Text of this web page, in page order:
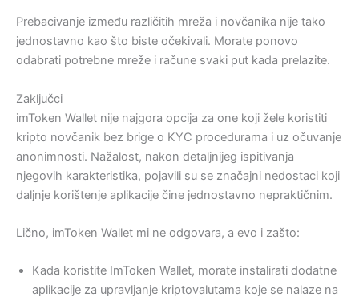
Prebacivanje između različitih mreža i novčanika nije tako
jednostavno kao što biste očekivali. Morate ponovo
odabrati potrebne mreže i račune svaki put kada prelazite.
Zaključci
imToken Wallet nije najgora opcija za one koji žele koristiti
kripto novčanik bez brige o KYC procedurama i uz očuvanje
anonimnosti. Nažalost, nakon detaljnijeg ispitivanja
njegovih karakteristika, pojavili su se značajni nedostaci koji
daljnje korištenje aplikacije čine jednostavno nepraktičnim.
Lično, imToken Wallet mi ne odgovara, a evo i zašto:
Kada koristite ImToken Wallet, morate instalirati dodatne
aplikacije za upravljanje kriptovalutama koje se nalaze na